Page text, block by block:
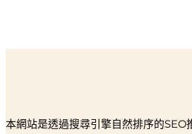
本網站是透過搜尋引擎自然排序的SEO